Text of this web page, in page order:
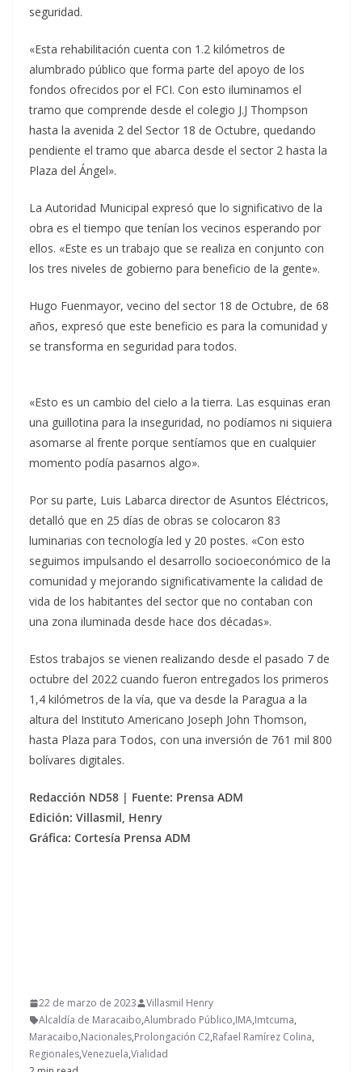
seguridad.
«Esta rehabilitación cuenta con 1.2 kilómetros de
alumbrado público que forma parte del apoyo de los
fondos ofrecidos por el FCI. Con esto iluminamos el
tramo que comprende desde el colegio J.J Thompson
hasta la avenida 2 del Sector 18 de Octubre, quedando
pendiente el tramo que abarca desde el sector 2 hasta la
Plaza del Ángel».
La Autoridad Municipal expresó que lo significativo de la
obra es el tiempo que tenían los vecinos esperando por
ellos. «Este es un trabajo que se realiza en conjunto con
los tres niveles de gobierno para beneficio de la gente».
Hugo Fuenmayor, vecino del sector 18 de Octubre, de 68
años, expresó que este beneficio es para la comunidad y
se transforma en seguridad para todos.
«Esto es un cambio del cielo a la tierra. Las esquinas eran
una guillotina para la inseguridad, no podíamos ni siquiera
asomarse al frente porque sentíamos que en cualquier
momento podía pasarnos algo».
Por su parte, Luis Labarca director de Asuntos Eléctricos,
detalló que en 25 días de obras se colocaron 83
luminarias con tecnología led y 20 postes. «Con esto
seguimos impulsando el desarrollo socioeconómico de la
comunidad y mejorando significativamente la calidad de
vida de los habitantes del sector que no contaban con
una zona iluminada desde hace dos décadas».
Estos trabajos se vienen realizando desde el pasado 7 de
octubre del 2022 cuando fueron entregados los primeros
1,4 kilómetros de la vía, que va desde la Paragua a la
altura del Instituto Americano Joseph John Thomson,
hasta Plaza para Todos, con una inversión de 761 mil 800
bolívares digitales.
Redacción ND58 | Fuente: Prensa ADM
Edición: Villasmil, Henry
Gráfica: Cortesía Prensa ADM
22 de marzo de 2023
Villasmil Henry
Alcaldía de Maracaibo,Alumbrado Público,IMA,Imtcuma,
Maracaibo,Nacionales,Prolongación C2,Rafael Ramírez Colina,
Regionales,Venezuela,Vialidad